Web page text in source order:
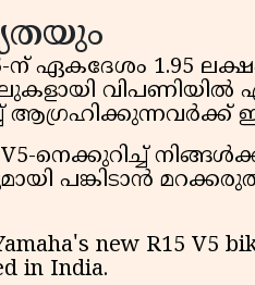
ന് ഏകദേശം 1.95
വിപണിയിൽ
ആഗ്രഹിക്കുന്നവർക്ക്
നെക്കുറിച്ച്
പങ്കിടാൻ
new R15 V5
in India.